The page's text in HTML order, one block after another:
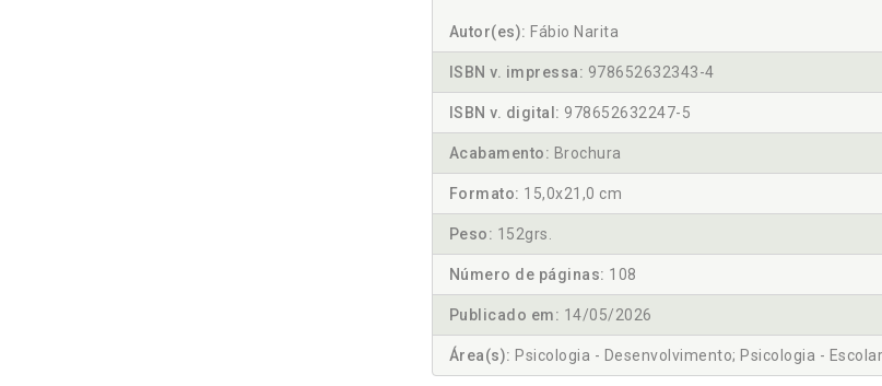
Autor(es): Fábio Narita
ISBN v. impressa: 978652632343-4
ISBN v. digital: 978652632247-5
Acabamento: Brochura
Formato: 15,0x21,0 cm
Peso: 152grs.
Número de páginas: 108
Publicado em: 14/05/2026
Área(s): Psicologia - Desenvolvimento; Psicologia -